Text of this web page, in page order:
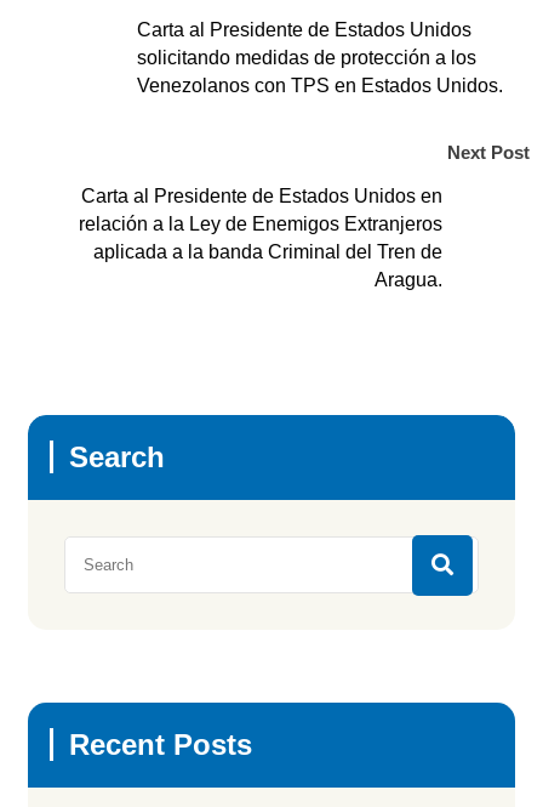
Carta al Presidente de Estados Unidos
solicitando medidas de protección a los
Venezolanos con TPS en Estados Unidos.
Next Post
Carta al Presidente de Estados Unidos en
relación a la Ley de Enemigos Extranjeros
aplicada a la banda Criminal del Tren de
Aragua.
Search
Recent Posts